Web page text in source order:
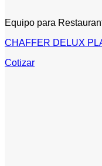
Equipo para
CHAFFER DELUX
Cotizar